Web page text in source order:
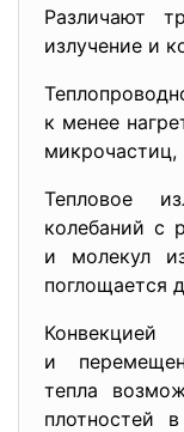
Различают
излучение и
к менее
микрочастиц,
Тепловое
колебаний с
и молекул
поглощается
и
тепла
плотностей